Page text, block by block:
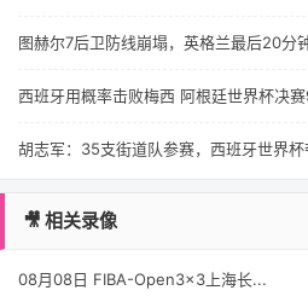
图赫尔7后卫防线崩塌，英格兰最后20分
西班牙用概率击败梅西 阿根廷世界杯决
胡志军：35支街道队参赛，西班牙世界
🎥 相关录像
08月08日 FIBA-Open3x3上海长...